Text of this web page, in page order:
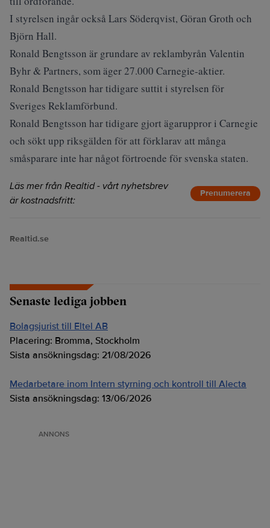
I styrelsen ingår också Lars Söderqvist, Göran Groth och
Björn Hall.
Ronald Bengtsson är grundare av reklambyrån Valentin
Byhr & Partners, som äger 27.000 Carnegie-aktier.
Ronald Bengtsson har tidigare suttit i styrelsen för
Sveriges Reklamförbund.
Ronald Bengtsson har tidigare gjort ägaruppror i Carnegie
och sökt upp riksgälden för att förklarav att många
småsparare inte har något förtroende för svenska staten.
Läs mer från Realtid - vårt nyhetsbrev
är kostnadsfritt:
Prenumerera
Realtid.se
Senaste lediga jobben
Bolagsjurist till Eltel AB
Placering: Bromma, Stockholm
Sista ansökningsdag: 21/08/2026
Medarbetare inom Intern styrning och kontroll till Alecta
Sista ansökningsdag: 13/06/2026
ANNONS